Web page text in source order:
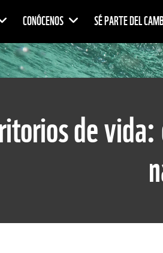
CONÓCENOS SÉ PARTE DEL
de